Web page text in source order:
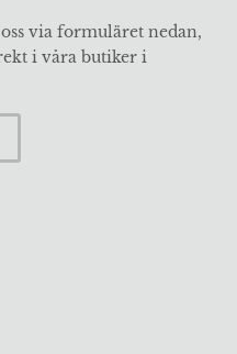
via formuläret nedan,
i våra butiker i